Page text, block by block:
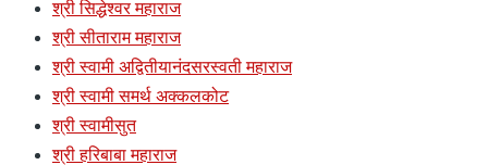
श्री सिद्धेश्वर महाराज
श्री सीताराम महाराज
श्री स्वामी अद्वितीयानंदसरस्वती महाराज
श्री स्वामी समर्थ अक्कलकोट
श्री स्वामीसुत
श्री हरिबाबा महाराज